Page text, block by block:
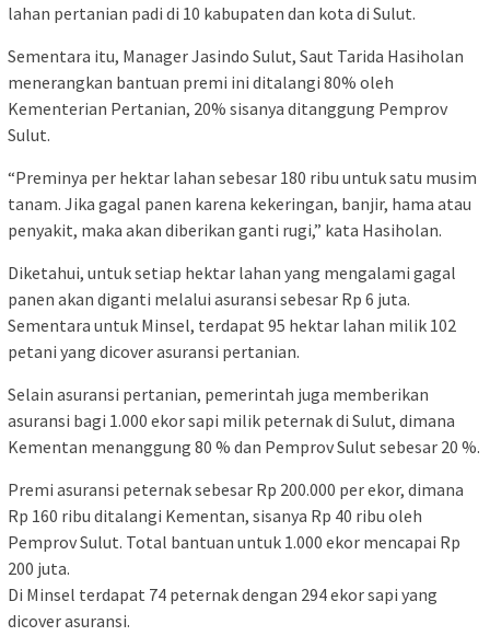
lahan pertanian padi di 10 kabupaten dan kota di Sulut.
Sementara itu, Manager Jasindo Sulut, Saut Tarida Hasiholan
menerangkan bantuan premi ini ditalangi 80% oleh
Kementerian Pertanian, 20% sisanya ditanggung Pemprov
Sulut.
“Preminya per hektar lahan sebesar 180 ribu untuk satu musim
tanam. Jika gagal panen karena kekeringan, banjir, hama atau
penyakit, maka akan diberikan ganti rugi,” kata Hasiholan.
Diketahui, untuk setiap hektar lahan yang mengalami gagal
panen akan diganti melalui asuransi sebesar Rp 6 juta.
Sementara untuk Minsel, terdapat 95 hektar lahan milik 102
petani yang dicover asuransi pertanian.
Selain asuransi pertanian, pemerintah juga memberikan
asuransi bagi 1.000 ekor sapi milik peternak di Sulut, dimana
Kementan menanggung 80 % dan Pemprov Sulut sebesar 20 %.
Premi asuransi peternak sebesar Rp 200.000 per ekor, dimana
Rp 160 ribu ditalangi Kementan, sisanya Rp 40 ribu oleh
Pemprov Sulut. Total bantuan untuk 1.000 ekor mencapai Rp
200 juta.
Di Minsel terdapat 74 peternak dengan 294 ekor sapi yang
dicover asuransi.